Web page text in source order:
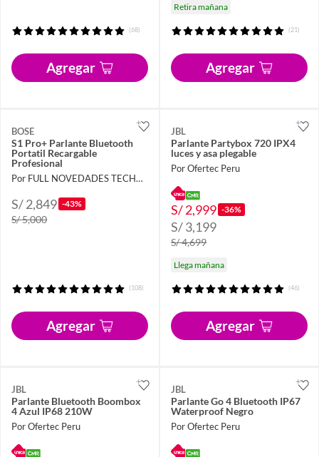
(68)
Agregar
Retira mañana
(21)
Agregar
BOSE
S1 Pro+ Parlante Bluetooth
Portatil Recargable
Profesional
Por FULL NOVEDADES TECHNOLOGY E.I.R.L.
S/ 2,849 -43%
S/ 5,000
(108)
Agregar
JBL
Parlante Partybox 720 IPX4
luces y asa plegable
Por Ofertec Peru
S/ 2,999 -36%
S/ 3,199
S/ 4,699
Llega mañana
(46)
Agregar
JBL
Parlante Bluetooth Boombox
4 Azul IP68 210W
Por Ofertec Peru
JBL
Parlante Go 4 Bluetooth IP67
Waterproof Negro
Por Ofertec Peru